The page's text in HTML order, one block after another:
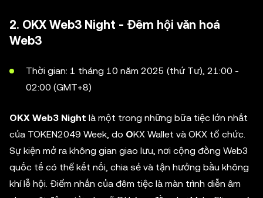
2. OKX Web3 Night - Đêm hội văn hoá
Web3
Thời gian: 1 tháng 10 năm 2025 (thứ Tư), 21:00 -
02:00 (GMT+8)
OKX Web3 Night là một trong những bữa tiệc lớn nhất
của TOKEN2049 Week, do OKX Wallet và OKX tổ chức.
Sự kiện mở ra không gian giao lưu, nơi cộng đồng Web3
quốc tế có thể kết nối, chia sẻ và tận hưởng bầu không
khí lễ hội. Điểm nhấn của đêm tiệc là màn trình diễn âm